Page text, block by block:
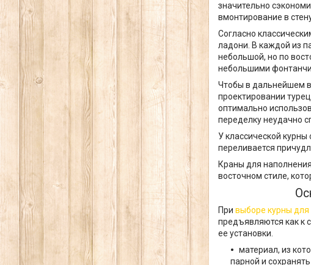
значительно
вмонтирование в
Согласно
ладони. В каждой из
небольшой, но по
небольшими
Чтобы в дальнейшем
проектировании
оптимально
переделку неудачно
У классической
переливается
Краны для
восточном стиле,
При выборе курны
предъявляются как к
ее установки.
материал, из
парной и